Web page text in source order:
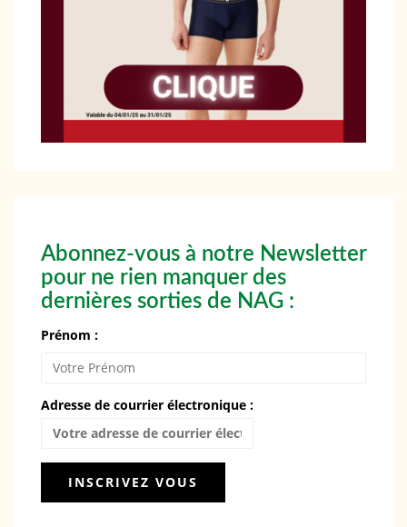
Abonnez-vous à notre Newsletter
pour ne rien manquer des
dernières sorties de NAG :
Prénom :
Adresse de courrier électronique :